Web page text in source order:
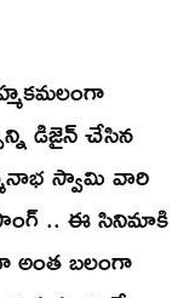
డిజైన్ చేసిన
స్వామి వారి
.. ఈ సినిమాకి
అంత బలంగా